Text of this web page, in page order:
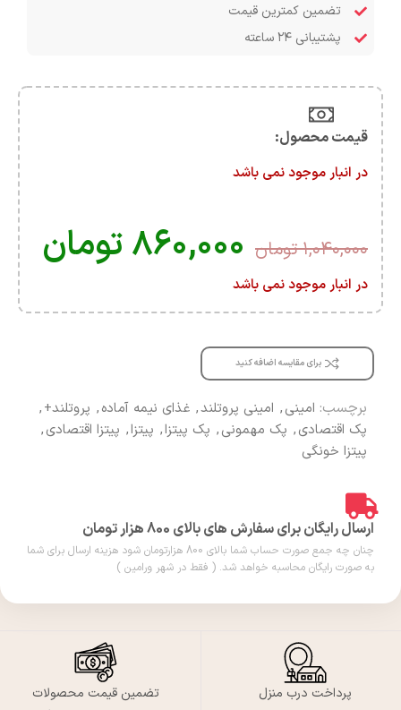
تضمین کمترین قیمت
پشتیبانی ۲۴ ساعته
قیمت محصول:​
در انبار موجود نمی باشد
۱,۰۴۰,۰۰۰ تومان ۸۶۰,۰۰۰تومان
در انبار موجود نمی باشد
برای مقایسه اضافه کنید
برچسب: امینی, امینی پروتلند, غذای نیمه آماده, پروتلند+,
پک اقتصادی, پک مهمونی, پک پیتزا, پیتزا, پیتزا اقتصادی,
پیتزا خونگی
ارسال رایگان برای سفارش های بالای 800 هزار تومان
چنان چه جمع صورت حساب شما بالای 800 هزارتومان شود هزینه ارسال برای شما
به صورت رایگان محاسبه خواهد شد. ( فقط در شهر ورامین )
پرداخت درب منزل تضمین قیمت محصولات